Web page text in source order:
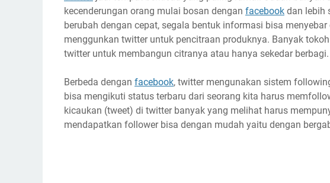
kecenderungan orang mulai bosan dengan facebook dan lebih
berubah dengan cepat, segala bentuk informasi bisa
menggunkan twitter untuk pencitraan produknya. Banyak
twitter untuk membangun citranya atau hanya sekedar
Berbeda dengan facebook, twitter mengunakan sistem
bisa mengikuti status terbaru dari seorang kita harus
kicaukan (tweet) di twitter banyak yang melihat harus
mendapatkan follower bisa dengan mudah yaitu dengan